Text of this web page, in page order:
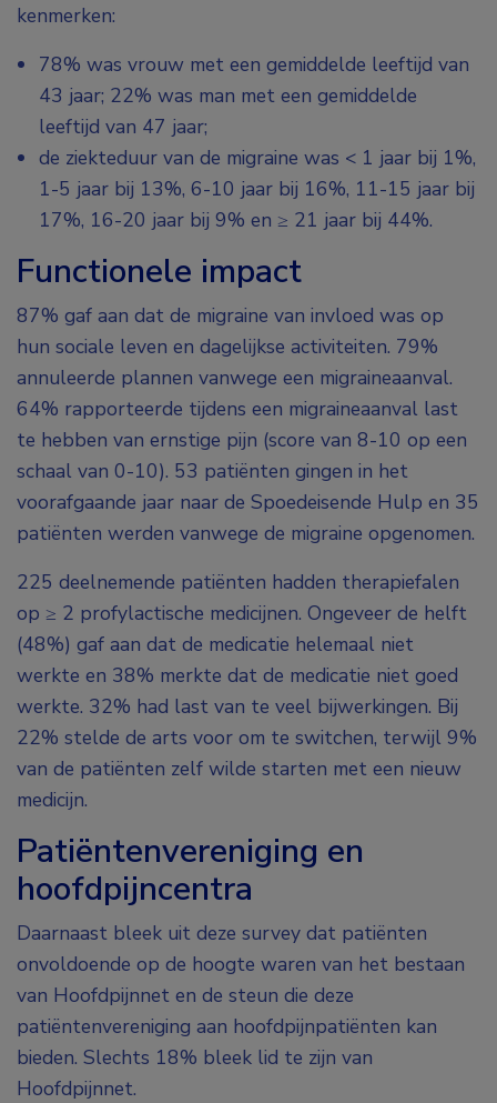
kenmerken:
78% was vrouw met een gemiddelde leeftijd van
43 jaar; 22% was man met een gemiddelde
leeftijd van 47 jaar;
de ziekteduur van de migraine was < 1 jaar bij 1%,
1-5 jaar bij 13%, 6-10 jaar bij 16%, 11-15 jaar bij
17%, 16-20 jaar bij 9% en ≥ 21 jaar bij 44%.
Functionele impact
87% gaf aan dat de migraine van invloed was op
hun sociale leven en dagelijkse activiteiten. 79%
annuleerde plannen vanwege een migraineaanval.
64% rapporteerde tijdens een migraineaanval last
te hebben van ernstige pijn (score van 8-10 op een
schaal van 0-10). 53 patiënten gingen in het
voorafgaande jaar naar de Spoedeisende Hulp en 35
patiënten werden vanwege de migraine opgenomen.
225 deelnemende patiënten hadden therapiefalen
op ≥ 2 profylactische medicijnen. Ongeveer de helft
(48%) gaf aan dat de medicatie helemaal niet
werkte en 38% merkte dat de medicatie niet goed
werkte. 32% had last van te veel bijwerkingen. Bij
22% stelde de arts voor om te switchen, terwijl 9%
van de patiënten zelf wilde starten met een nieuw
medicijn.
Patiëntenvereniging en
hoofdpijncentra
Daarnaast bleek uit deze survey dat patiënten
onvoldoende op de hoogte waren van het bestaan
van Hoofdpijnnet en de steun die deze
patiëntenvereniging aan hoofdpijnpatiënten kan
bieden. Slechts 18% bleek lid te zijn van
Hoofdpijnnet.